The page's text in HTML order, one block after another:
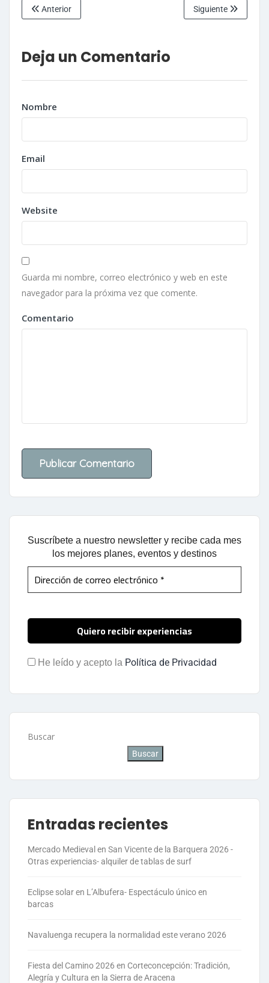
Anterior Siguiente
Deja un Comentario
Nombre
Email
Website
Guarda mi nombre, correo electrónico y web en este
navegador para la próxima vez que comente.
Comentario
Suscríbete a nuestro newsletter y recibe cada mes
los mejores planes, eventos y destinos
He leído y acepto la Política de Privacidad
Buscar
Buscar
Entradas recientes
Mercado Medieval en San Vicente de la Barquera 2026 -
Otras experiencias- alquiler de tablas de surf
Eclipse solar en L’Albufera- Espectáculo único en
barcas
Navaluenga recupera la normalidad este verano 2026
Fiesta del Camino 2026 en Corteconcepción: Tradición,
Alegría y Cultura en la Sierra de Aracena